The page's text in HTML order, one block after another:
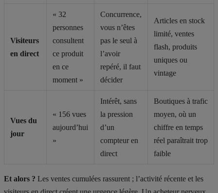
Visiteurs
en direct
« 32
personnes
consultent
ce produit
en ce
moment »
Concurrence,
vous n’êtes
pas le seul à
l’avoir
repéré, il faut
décider
Articles en stock
limité, ventes
flash, produits
uniques ou
vintage
Vues du
jour
« 156 vues
aujourd’hui
»
Intérêt, sans
la pression
d’un
compteur en
direct
Boutiques à trafic
moyen, où un
chiffre en temps
réel paraîtrait trop
faible
Et alors ? Les ventes cumulées rassurent ; l’activité récente et les